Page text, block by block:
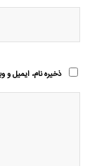
ذخیره نام، ایمیل